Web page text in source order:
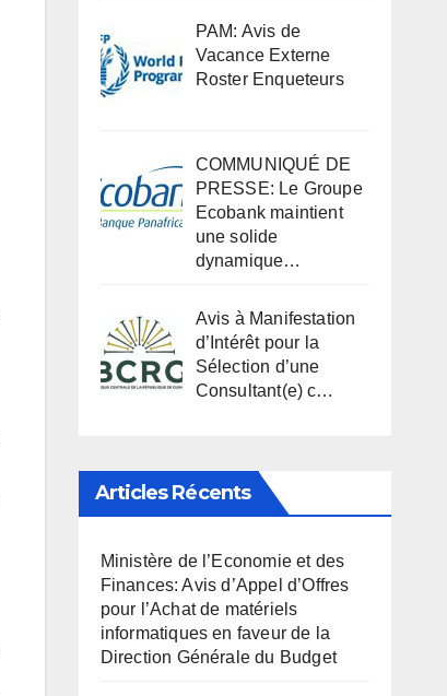
PAM: Avis de
Vacance Externe
Roster Enqueteurs
COMMUNIQUÉ DE
PRESSE: Le Groupe
Ecobank maintient
une solide
dynamique…
Avis à Manifestation
d’Intérêt pour la
Sélection d’une
Consultant(e) c…
Articles Récents
Ministère de l’Economie et des
Finances: Avis d’Appel d’Offres
pour l’Achat de matériels
informatiques en faveur de la
Direction Générale du Budget